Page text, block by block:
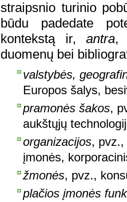
straipsnio turinio
būdu padedate
kontekstą ir,antra,
duomenų bei
valstybės,
Europos šalys,
pramonės šakos,
aukštųjų
organizacijos, pvz.,
įmonės,
žmonės, pvz.,
plačios įmonės